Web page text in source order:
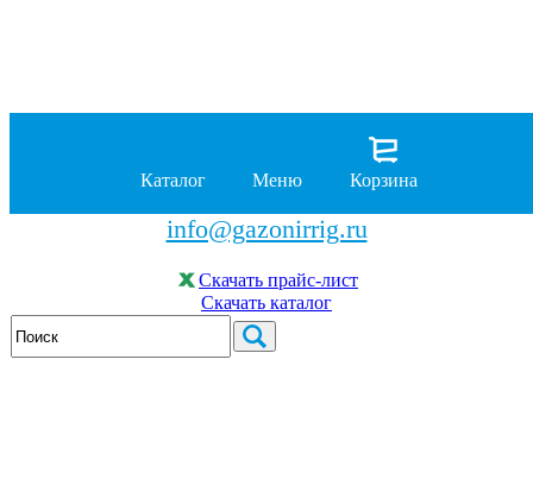
8 (929)
962-01-18
info@gazonirrig.ru
Скачать прайс-лист
Скачать каталог
Каталог Меню Корзина